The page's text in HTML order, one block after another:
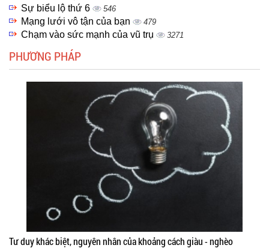
Sự biểu lộ thứ 6 546
Mạng lưới vô tận của bạn 479
Chạm vào sức mạnh của vũ trụ 3271
PHƯƠNG PHÁP
Tư duy khác biệt, nguyên nhân của khoảng cách giàu - nghèo